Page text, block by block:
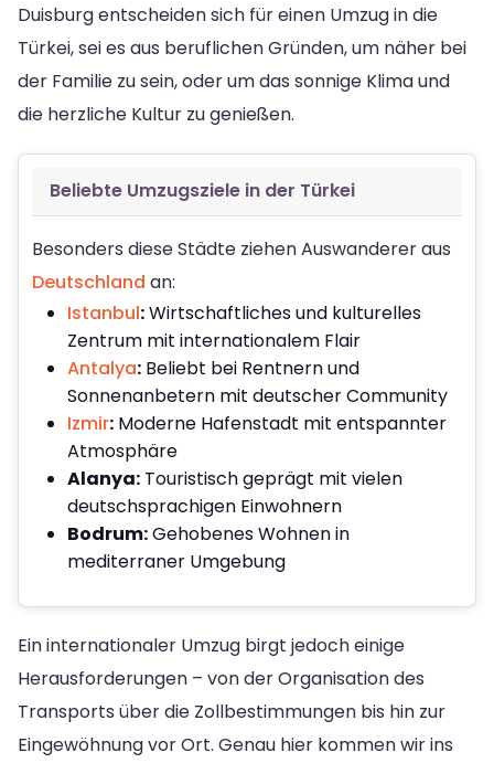
Duisburg entscheiden sich für einen Umzug in die
Türkei, sei es aus beruflichen Gründen, um näher bei
der Familie zu sein, oder um das sonnige Klima und
die herzliche Kultur zu genießen.
Beliebte Umzugsziele in der Türkei
Besonders diese Städte ziehen Auswanderer aus
Deutschland an:
Istanbul:Wirtschaftliches und kulturelles
Zentrum mit internationalem Flair
Antalya: Beliebt bei Rentnern und
Sonnenanbetern mit deutscher Community
Izmir: Moderne Hafenstadt mit entspannter
Atmosphäre
Alanya: Touristisch geprägt mit vielen
deutschsprachigen Einwohnern
Bodrum:Gehobenes Wohnen in
mediterraner Umgebung
Ein internationaler Umzug birgt jedoch einige
Herausforderungen – von der Organisation des
Transports über die Zollbestimmungen bis hin zur
Eingewöhnung vor Ort. Genau hier kommen wir ins